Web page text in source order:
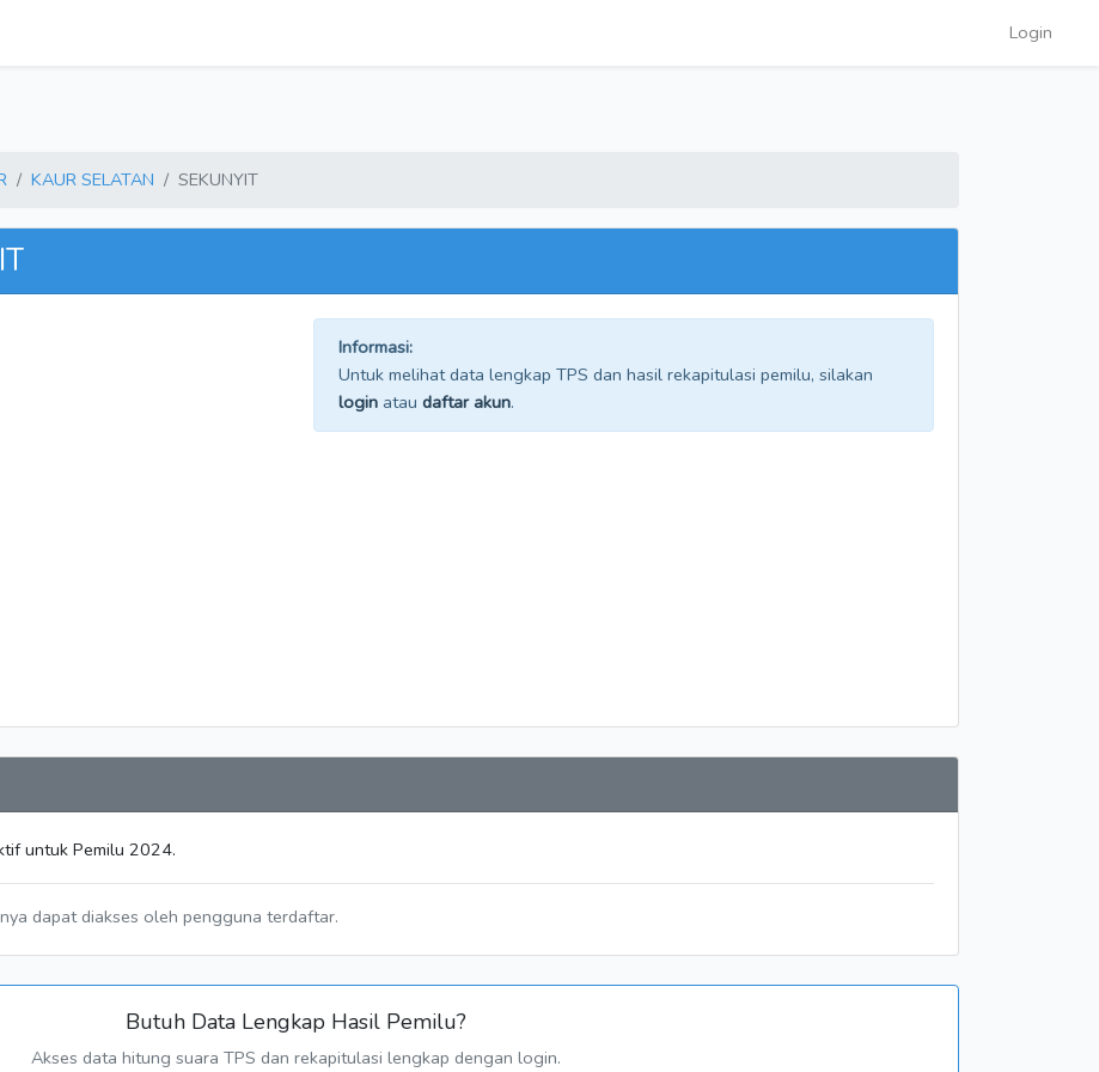
Login
KAUR SELATAN SEKUNYIT
Informasi:
Untuk melihat data lengkap TPS dan hasil rekapitulasi pemilu, silakan
login atau daftar akun.
untuk Pemilu 2024.
dapat diakses oleh pengguna terdaftar.
Butuh Data Lengkap Hasil Pemilu?
Akses data hitung suara TPS dan rekapitulasi lengkap dengan login.